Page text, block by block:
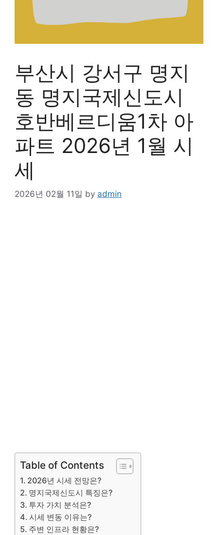
부산시 강서구 명지
동 명지국제신도시
호반베르디움1차 아
파트 2026년 1월 시
세
2026년 02월 11일 by admin
Table of Contents
2026년 시세 전망은?
명지국제신도시 특징은?
투자 가치 분석은?
시세 변동 이유는?
주변 인프라 현황은?